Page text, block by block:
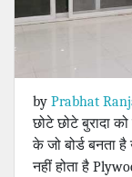
by Prabhat
छोटे छोटे बुरादा
के जो बोर्ड बनता
नहीं होता है